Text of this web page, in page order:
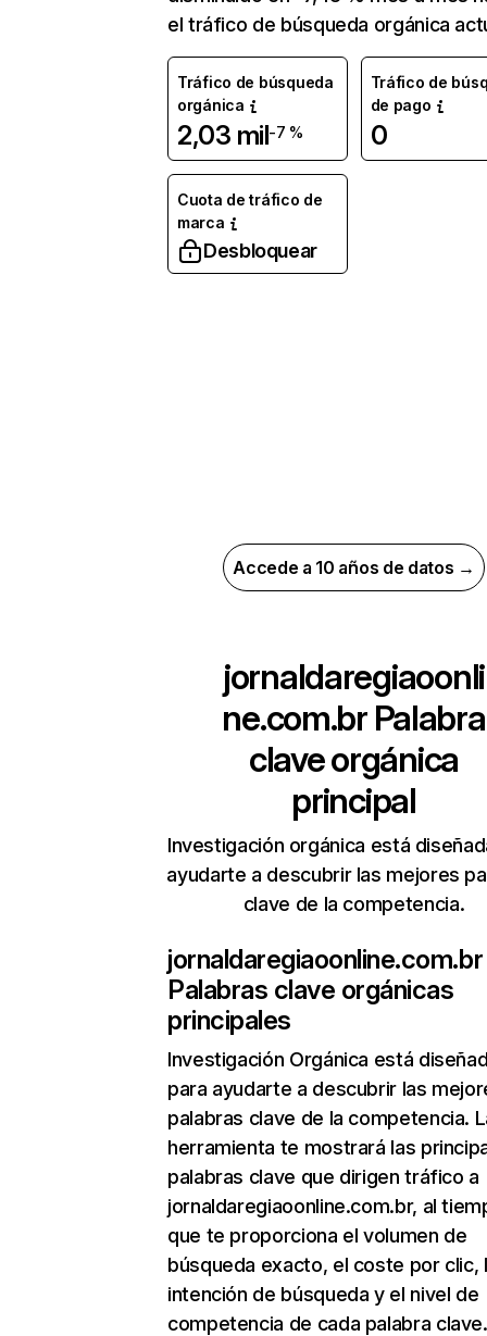
el tráfico de búsqueda orgánica
Tráfico de búsqueda
orgánica
2,03 mil-7 %
Tráfico de
de pago
0
Cuota de tráfico de
marca
Desbloquear
Accede a 10 años de datos →
jornaldaregiaoonli
ne.com.brPalabra
clave orgánica
principal
Investigación orgánica está
ayudarte a descubrir las mejores
clave de la competencia.
jornaldaregiaoonline.com.br
Palabras clave orgánicas
principales
Investigación Orgánica está
para ayudarte a descubrir las
palabras clave de la competencia.
herramienta te mostrará las
palabras clave que dirigen tráfico a
jornaldaregiaoonline.com.br, al
que te proporciona el volumen de
búsqueda exacto, el coste por clic,
intención de búsqueda y el nivel de
competencia de cada palabra clave.